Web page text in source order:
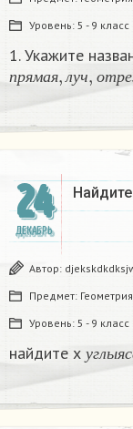
Уровень: 5 - 9 класс
1. Укажите
п рямая л у ч о т р е
пр ямая,луч ,отрез
24
ДЕКАБРЬ
Автор:
Предмет: Геометрия
Уровень: 5 - 9 класс
найдите х у гл ыяс